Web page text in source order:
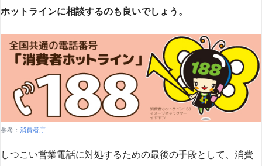
ホットラインに相談するのも良いでしょう。
参考： 消費者庁
しつこい営業電話に対処するための最後の手段として、消費